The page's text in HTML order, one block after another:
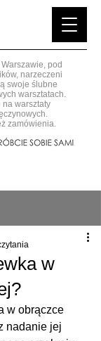
pod
narzeczeni
swoje ślubne
warsztatach.
na warsztaty
zamówienia.
w
w obrączce
nadanie jej